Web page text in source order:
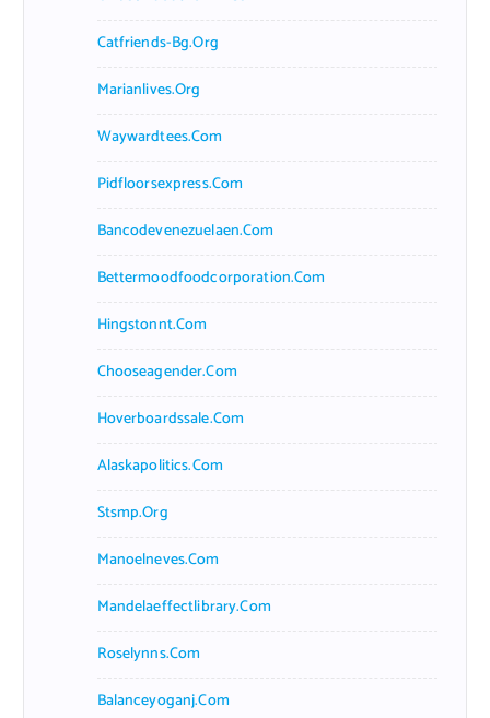
Catfriends-Bg.org
Marianlives.org
Waywardtees.com
Pidfloorsexpress.com
Bancodevenezuelaen.com
Bettermoodfoodcorporation.com
Hingstonnt.com
Chooseagender.com
Hoverboardssale.com
Alaskapolitics.com
Stsmp.org
Manoelneves.com
Mandelaeffectlibrary.com
Roselynns.com
Balanceyoganj.com